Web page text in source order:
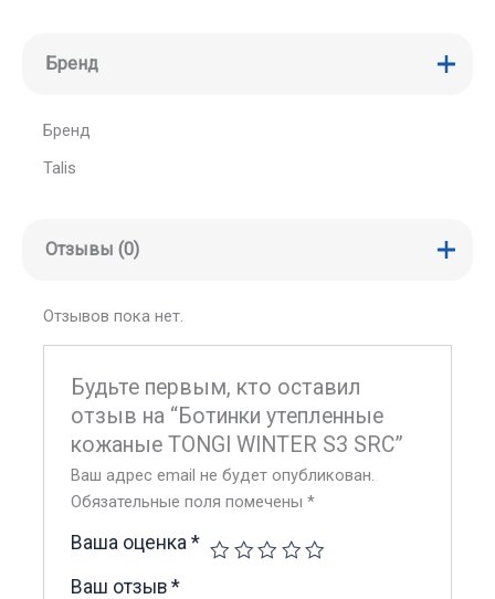
Бренд
Бренд
Talis
Отзывы (0)
Отзывов пока нет.
Будьте первым, кто оставил
отзыв на “Ботинки утепленные
кожаные TONGI WINTER S3 SRC”
Ваш адрес email не будет опубликован.
Обязательные поля помечены*
Ваша оценка*
Ваш отзыв*